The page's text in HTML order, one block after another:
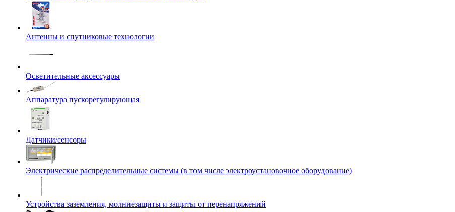
Антенны и спутниковые технологии
Осветительные аксессуары
Аппаратура пускорегулирующая
Датчики/сенсоры
Электрические распределительные системы (в том числе электроустановочное оборудование)
Устройства заземления, молниезащиты и защиты от перенапряжений